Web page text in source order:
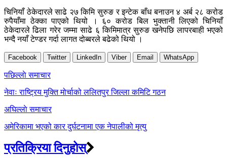
चिनियाँ ठेकेदारले साढे २७ किमि सुरुङ र इन्टेक बाँध बनाउन ४ अर्ब २८ करोड
रुपैयाँमा ठेक्का पाएको थियो । ६० करोड बिल भुक्तानी लिएको चिनियाँ
ठेकेदारले ढिला गरेर जम्मा साढे ६ किमिमात्र सुरुङ खनेपछि लापरबाही भएको
भन्दै नयाँ टेण्डर गर्दा लागत दोब्बरले बढेको थियो ।
Facebook Twitter LinkedIn Viber Email WhatsApp
Post
navigation
पछिल्लाे समाचार
नेवाः राष्ट्रिय मुक्ति मोर्चाको ललितपुर जिल्ला कमिटि गठन
अघिल्लाे समाचार
अमेरिकामा भएको कार दुर्घटनामा एक नेपालीको मृत्यु
प्रतिक्रिया दिनुहोस्